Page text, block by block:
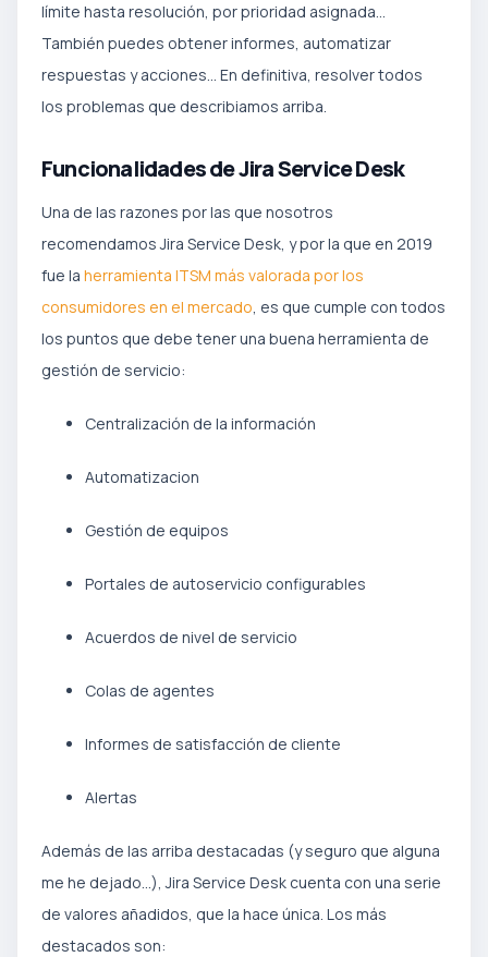
límite hasta resolución, por prioridad asignada…
También puedes obtener informes, automatizar
respuestas y acciones… En definitiva, resolver todos
los problemas que describiamos arriba.
Funcionalidades de Jira Service Desk
Una de las razones por las que nosotros
recomendamos Jira Service Desk, y por la que en 2019
fue la herramienta ITSM más valorada por los
consumidores en el mercado, es que cumple con todos
los puntos que debe tener una buena herramienta de
gestión de servicio:
Centralización de la información
Automatizacion
Gestión de equipos
Portales de autoservicio configurables
Acuerdos de nivel de servicio
Colas de agentes
Informes de satisfacción de cliente
Alertas
Además de las arriba destacadas (y seguro que alguna
me he dejado…), Jira Service Desk cuenta con una serie
de valores añadidos, que la hace única. Los más
destacados son: